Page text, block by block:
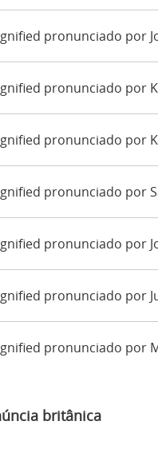
pronunciado por
pronunciado por
pronunciado por
pronunciado por
pronunciado por
pronunciado por
pronunciado por
britânica